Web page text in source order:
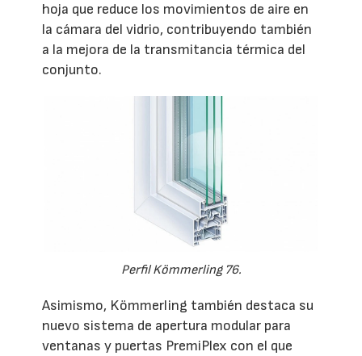
hoja que reduce los movimientos de aire en
la cámara del vidrio, contribuyendo también
a la mejora de la transmitancia térmica del
conjunto.
Perfil Kömmerling 76.
Asimismo, Kömmerling también destaca su
nuevo sistema de apertura modular para
ventanas y puertas PremiPlex con el que